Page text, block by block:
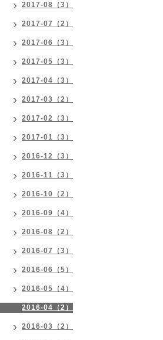
2017-08（3）
2017-07（2）
2017-06（3）
2017-05（3）
2017-04（3）
2017-03（2）
2017-02（3）
2017-01（3）
2016-12（3）
2016-11（3）
2016-10（2）
2016-09（4）
2016-08（2）
2016-07（3）
2016-06（5）
2016-05（4）
2016-04（2）
2016-03（2）